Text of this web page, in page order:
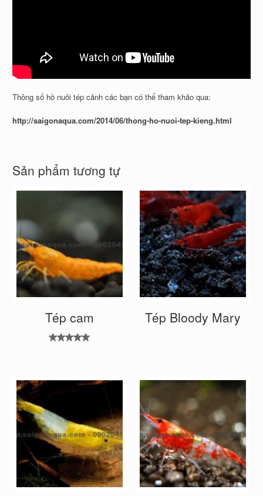
Thông số hồ nuôi tép cảnh các bạn có thể tham khảo qua:
http://saigonaqua.com/2014/06/thong-ho-nuoi-tep-kieng.html
Sản phẩm tương tự
Tép cam Tép Bloody Mary